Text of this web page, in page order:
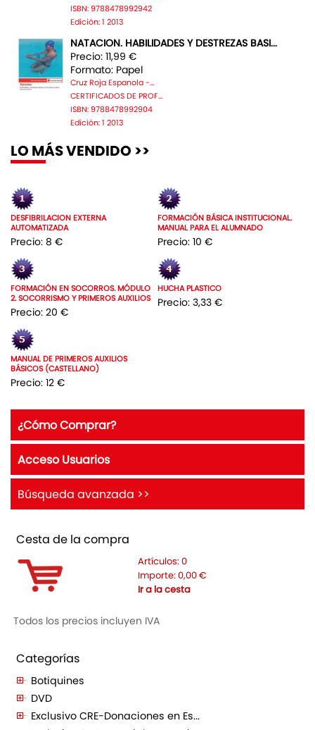
ISBN: 9788478992942
Edición: 1 2013
NATACION. HABILIDADES Y DESTREZAS BASI...
Precio: 11,99 €
Formato: Papel
Cruz Roja Espanola -...
CERTIFICADOS DE PROF...
ISBN: 9788478992904
Edición: 1 2013
LO MÁS VENDIDO >>
DESFIBRILACION EXTERNA
AUTOMATIZADA
Precio: 8 €
FORMACIÓN BÁSICA INSTITUCIONAL.
MANUAL PARA EL ALUMNADO
Precio: 10 €
FORMACIÓN EN SOCORROS. MÓDULO
2. SOCORRISMO Y PRIMEROS AUXILIOS
Precio: 20 €
HUCHA PLASTICO
Precio: 3,33 €
MANUAL DE PRIMEROS AUXILIOS
BÁSICOS (CASTELLANO)
Precio: 12 €
¿Cómo Comprar?
Acceso Usuarios
Búsqueda avanzada >>
Cesta de la compra
Artículos: 0
Importe: 0,00 €
Ir a la cesta
Todos los precios incluyen IVA
Categorías
Botiquines
DVD
Exclusivo CRE-Donaciones en Es...